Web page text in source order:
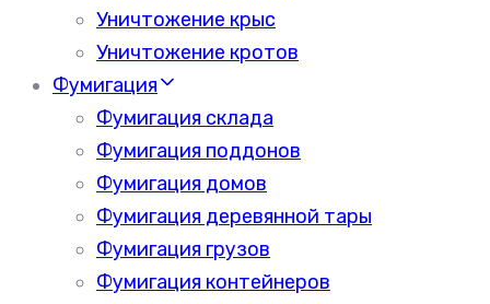
Уничтожение крыс
Уничтожение кротов
Фумигация
Фумигация склада
Фумигация поддонов
Фумигация домов
Фумигация деревянной тары
Фумигация грузов
Фумигация контейнеров